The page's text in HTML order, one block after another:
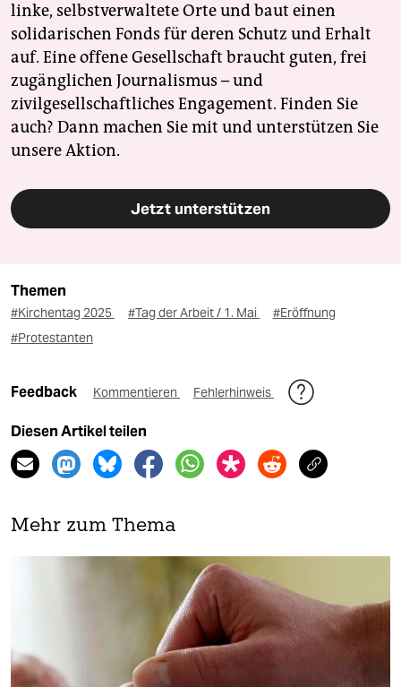
linke, selbstverwaltete Orte und baut einen
solidarischen Fonds für deren Schutz und Erhalt
auf. Eine offene Gesellschaft braucht guten, frei
zugänglichen Journalismus – und
zivilgesellschaftliches Engagement. Finden Sie
auch? Dann machen Sie mit und unterstützen Sie
unsere Aktion.
Jetzt unterstützen
Themen
#Kirchentag 2025 #Tag der Arbeit / 1. Mai
#Eröffnung
#Protestanten
Feedback Kommentieren Fehlerhinweis
Diesen Artikel teilen
Mehr zum Thema